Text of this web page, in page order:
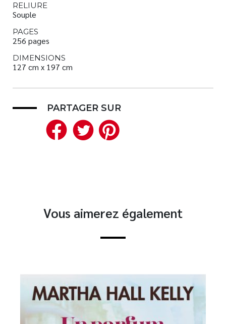
RELIURE
Souple
PAGES
256 pages
DIMENSIONS
127 cm x 197 cm
PARTAGER SUR
Facebook
Twitter
Vous aimerez également